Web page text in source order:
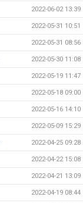
2022-06-02 13:39
2022-05-31 10:51
2022-05-31 08:56
2022-05-30 11:08
2022-05-19 11:47
2022-05-18 09:00
2022-05-16 14:10
2022-05-09 15:29
2022-04-25 09:28
2022-04-22 15:08
2022-04-21 13:09
2022-04-19 08:44